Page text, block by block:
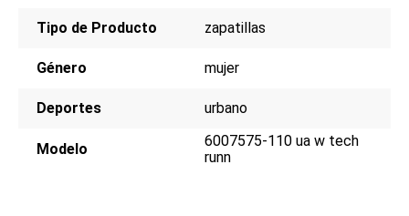
Tipo de Producto zapatillas
Género mujer
Deportes urbano
Modelo
6007575-110 ua w tech
runn